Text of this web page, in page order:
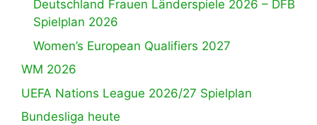
Deutschland Frauen Länderspiele 2026 – DFB
Spielplan 2026
Women’s European Qualifiers 2027
WM 2026
UEFA Nations League 2026/27 Spielplan
Bundesliga heute